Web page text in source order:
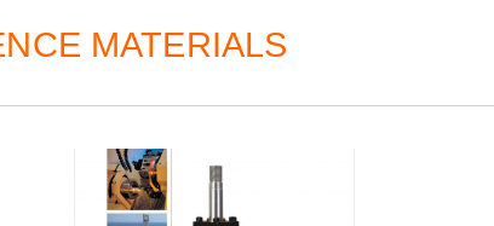
MATERIALS